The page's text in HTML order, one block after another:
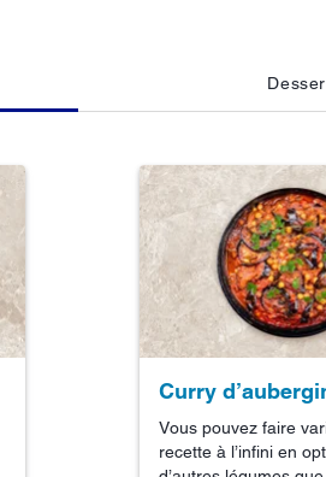
Curry
Vous pouvez faire
recette à l’infini en